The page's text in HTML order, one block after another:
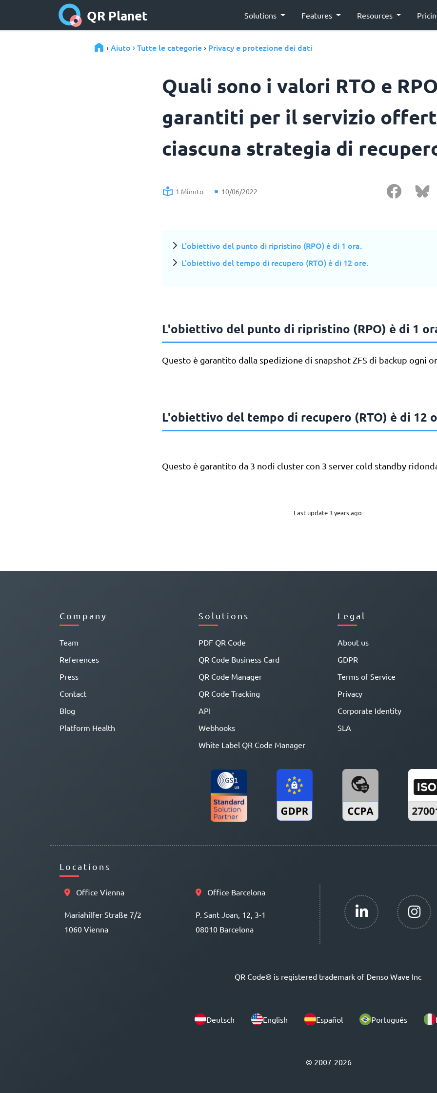
QR Planet Solutions Features Resources
› Aiuto › Tutte le categorie › Privacy e protezione dei dati
Quali sono i valori RTO e
garantiti per il servizio
ciascuna strategia di
1 Minuto 10/06/2022
L'obiettivo del punto di ripristino (RPO) è di 1 ora.
L'obiettivo del tempo di recupero (RTO) è di 12 ore.
L'obiettivo del punto di ripristino (RPO) è di 1
Questo è garantito dalla spedizione di snapshot ZFS di backup ogni
L'obiettivo del tempo di recupero (RTO) è di 12
Questo è garantito da 3 nodi cluster con 3 server cold standby
Last update 3 years ago
Company
Team
References
Press
Contact
Blog
Platform Health
Solutions
PDF QR Code
QR Code Business Card
QR Code Manager
QR Code Tracking
API
Webhooks
White Label QR Code Manager
Legal
About us
GDPR
Terms of Service
Privacy
Corporate Identity
SLA
Locations
Office Vienna
Mariahilfer Straße 7/2
1060 Vienna
Office Barcelona
P. Sant Joan, 12, 3-1
08010 Barcelona
QR Code® is registered trademark of Denso Wave Inc
Deutsch English Español Português
© 2007-2026